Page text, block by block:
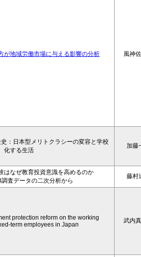
が地域労働市場に与える影響の分析 風神
：日本型メリトクラシーの変容と学校
化する生活
加藤
はなぜ教育投資意識を高めるのか
査データの二次分析から
藤村
protection reform on the working
term employees in Japan
武内